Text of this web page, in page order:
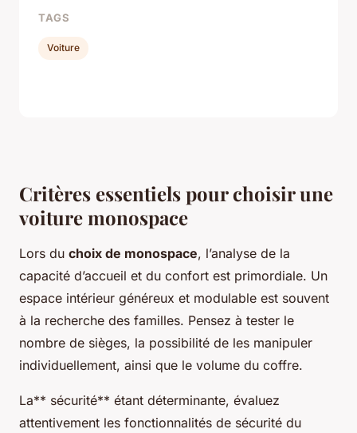
Critères essentiels pour choisir une
voiture monospace
Lors du choix de monospace, l’analyse de la
capacité d’accueil et du confort est primordiale. Un
espace intérieur généreux et modulable est souvent
à la recherche des familles. Pensez à tester le
nombre de sièges, la possibilité de les manipuler
individuellement, ainsi que le volume du coffre.
La** sécurité** étant déterminante, évaluez
attentivement les fonctionnalités de sécurité du
TAGS
Voiture